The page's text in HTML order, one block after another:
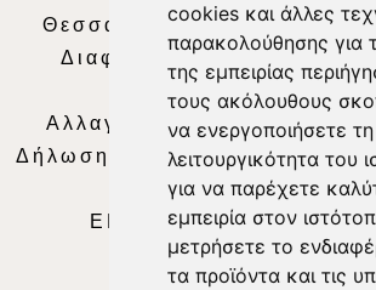
cookies και άλλες
παρακολούθησης για
της εμπειρίας
τους ακόλουθους
να ενεργοποιήσετε
λειτουργικότητα του
για να παρέχετε
εμπειρία στον
μετρήσετε το
τα προϊόντα και τις
Θεσσαλία Τηλεόραση|SNG
Διαφήμιση | Όροι Χρήσης
Απορρήτου |
Αλλαγή Προτιμήσεων για
Δήλωση συμμόρφωσης με τη
2018/334|
ΕΝΗΜΕΡΩΣΗ |WEB TV